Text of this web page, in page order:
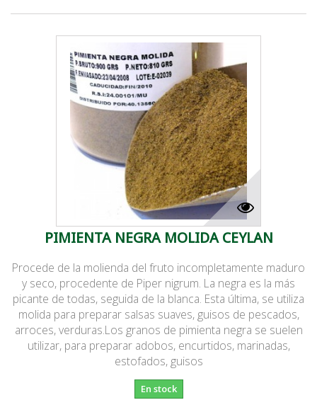
PIMIENTA NEGRA MOLIDA CEYLAN
Procede de la molienda del fruto incompletamente maduro
y seco, procedente de Piper nigrum. La negra es la más
picante de todas, seguida de la blanca. Esta última, se utiliza
molida para preparar salsas suaves, guisos de pescados,
arroces, verduras.Los granos de pimienta negra se suelen
utilizar, para preparar adobos, encurtidos, marinadas,
estofados, guisos
En stock